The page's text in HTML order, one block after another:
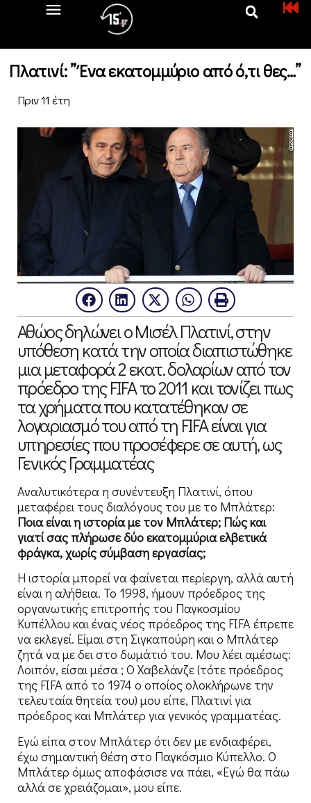
Πλατινί: ” Ένα εκατομμύριο από ό,τι θες…”
Πριν 11 έτη
Αθώος δηλώνει ο Μισέλ Πλατινί, στην
υπόθεση κατά την οποία διαπιστώθηκε
μια μεταφορά 2 εκατ. δολαρίων από τον
πρόεδρο της FIFA το 2011 και τονίζει πως
τα χρήματα που κατατέθηκαν σε
λογαριασμό του από τη FIFA είναι για
υπηρεσίες που προσέφερε σε αυτή, ως
Γενικός Γραμματέας
Αναλυτικότερα η συνέντευξη Πλατινί, όπου
μεταφέρει τους διαλόγους του με το Μπλάτερ:
Ποια είναι η ιστορία με τον Μπλάτερ; Πώς και
γιατί σας πλήρωσε δύο εκατομμύρια ελβετικά
φράγκα, χωρίς σύμβαση εργασίας;
Η ιστορία μπορεί να φαίνεται περίεργη, αλλά αυτή
είναι η αλήθεια. Το 1998, ήμουν πρόεδρος της
οργανωτικής επιτροπής του Παγκοσμίου
Κυπέλλου και ένας νέος πρόεδρος της FIFA έπρεπε
να εκλεγεί. Είμαι στη Σιγκαπούρη και ο Μπλάτερ
ζητά να με δει στο δωμάτιό του. Μου λέει αμέσως:
Λοιπόν, είσαι μέσα ; Ο Χαβελάνζε (τότε πρόεδρος
της FIFA από το 1974 ο οποίος ολοκλήρωνε την
τελευταία θητεία του) μου είπε, Πλατινί για
πρόεδρος και Μπλάτερ για γενικός γραμματέας.
Εγώ είπα στον Μπλάτερ ότι δεν με ενδιαφέρει,
έχω σημαντική θέση στο Παγκόσμιο Κύπελλο. Ο
Μπλάτερ όμως αποφάσισε να πάει, «Εγώ θα πάω
αλλά σε χρειάζομαι», μου είπε.